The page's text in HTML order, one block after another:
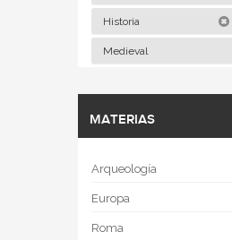
Historia
Medieval
MATERIAS
Arqueología
Europa
Roma